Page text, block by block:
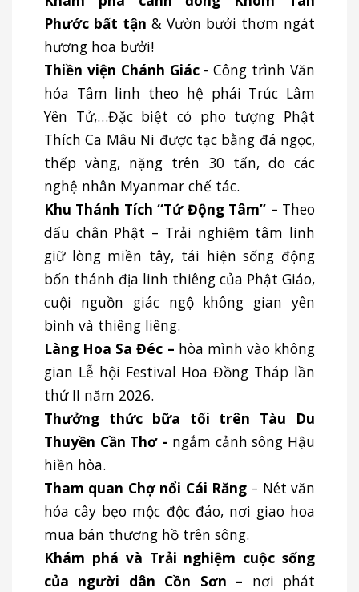
Phước bất tận & Vườn bưởi thơm ngát
hương hoa bưởi!
Thiền viện Chánh Giác- Công trình Văn
hóa Tâm linh theo hệ phái Trúc Lâm
Yên Tử,…Đặc biệt có pho tượng Phật
Thích Ca Mâu Ni được tạc bằng đá ngọc,
thếp vàng, nặng trên 30 tấn, do các
nghệ nhân Myanmar chế tác.
Khu Thánh Tích “Tứ Động Tâm” – Theo
dấu chân Phật – Trải nghiệm tâm linh
giữ lòng miền tây, tái hiện sống động
bốn thánh địa linh thiêng của Phật Giáo,
cuội nguồn giác ngộ không gian yên
bình và thiêng liêng.
Làng Hoa Sa Đéc – hòa mình vào không
gian Lễ hội Festival Hoa Đồng Tháp lần
thứ II năm 2026.
Thưởng thức bữa tối trên Tàu Du
Thuyền Cần Thơ - ngắm cảnh sông Hậu
hiền hòa.
Tham quan Chợ nổi Cái Răng– Nét văn
hóa cây bẹo mộc độc đáo, nơi giao hoa
mua bán thương hồ trên sông.
Khám phá và Trải nghiệm cuộc sống
của người dân Cồn Sơn – nơi phát